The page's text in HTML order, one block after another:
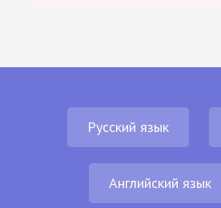
Русский язык
Английский язык